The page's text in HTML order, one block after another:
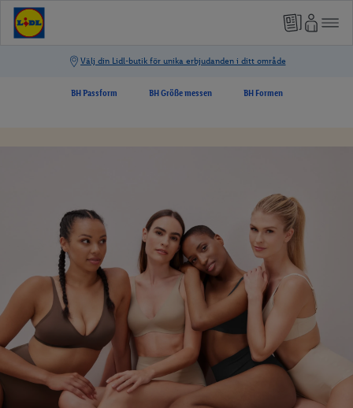
BH Passform BH Größe messen BH Formen